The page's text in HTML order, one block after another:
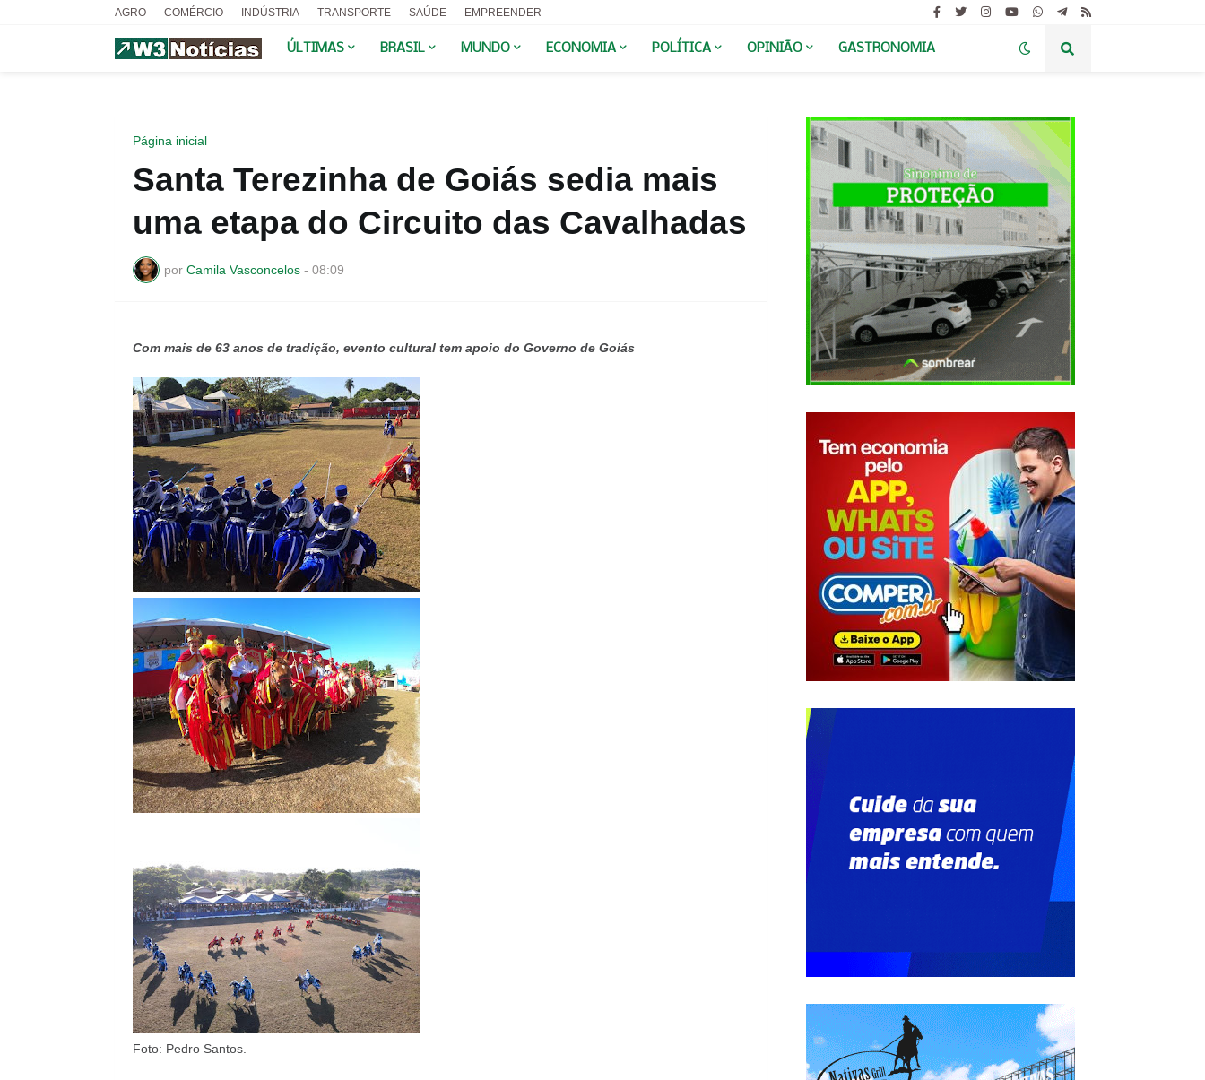
AGRO COMÉRCIO INDÚSTRIA TRANSPORTE SAÚDE EMPREENDER
ÚLTIMAS BRASIL MUNDO ECONOMIA POLÍTICA OPINIÃO GASTRONOMIA
Página inicial
Santa Terezinha de Goiás sedia mais
uma etapa do Circuito das Cavalhadas
por Camila Vasconcelos - 08:09
Com mais de 63 anos de tradição, evento cultural tem apoio do Governo de Goiás
Foto: Pedro Santos.